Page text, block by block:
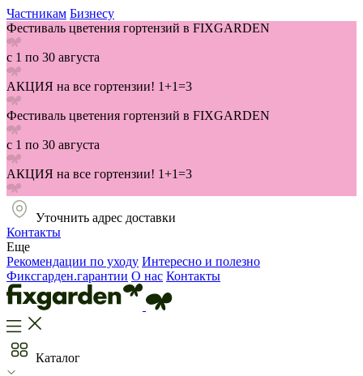
Частникам Бизнесу
Фестиваль цветения гортензий в FIXGARDEN
с 1 по 30 августа
АКЦИЯ на все гортензии! 1+1=3
Фестиваль цветения гортензий в FIXGARDEN
с 1 по 30 августа
АКЦИЯ на все гортензии! 1+1=3
Уточнить адрес доставки
Контакты
Еще
Рекомендации по уходу Интересно и полезно
Фиксгарден.гарантии О нас Контакты
Каталог